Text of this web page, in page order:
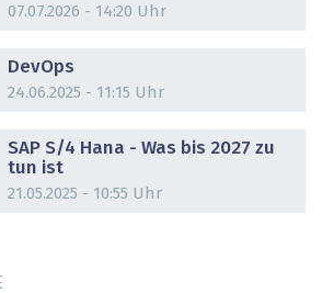
07.07.2026 - 14:20 Uhr
DevOps
24.06.2025 - 11:15 Uhr
SAP S/4 Hana - Was bis 2027 zu
tun ist
21.05.2025 - 10:55 Uhr